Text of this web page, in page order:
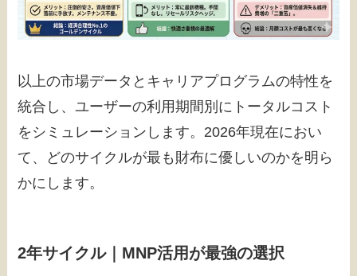
以上の市場データとキャリアプログラムの特性を
統合し、ユーザーの利用期間別にトータルコスト
をシミュレーションします。2026年現在におい
て、どのサイクルが最も財布に優しいのかを明ら
かにします。
2年サイクル｜MNP活用が最強の選択